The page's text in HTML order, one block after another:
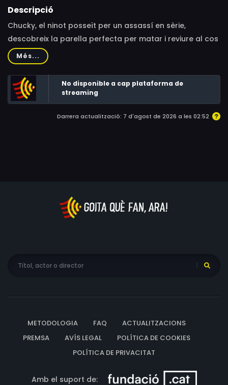
Gallanders, Janet Kidder, Vince Corazza, Kathy Najimy,
Sandi Stahlbrand
Descripció
Chucky, el ninot posseït per un assassí en sèrie,
descobreix la parella perfecta per matar i reviure al cos
d'una altra nina.
Més...
No disponible a cap plataforma de
streaming
Darrera actualització: 7 d'agost de 2026 a les 02:52
METODOLOGIA FAQ
ACTUALITZACIONS
PREMSA
AVÍS LEGAL
POLÍTICA DE COOKIES
POLÍTICA DE PRIVACITAT
Amb el suport de: